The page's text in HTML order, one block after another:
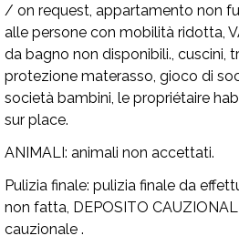
/ on request, appartamento non
alle persone con mobilità ridotta,
da bagno non disponibili., cuscini,
protezione materasso, gioco di
società bambini, le propriétaire
sur place.
ANIMALI: animali non accettati.
Pulizia finale: pulizia finale da
non fatta, DEPOSITO
cauzionale .